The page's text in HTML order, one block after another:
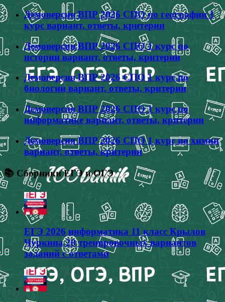
Демоверсия ВПР 2026 СПО по географии 1
курс вариант, ответы, критерии
Демоверсия ВПР 2026 СПО 1 курс по
истории вариант, ответы, критерии
Демоверсия ВПР 2026 СПО 1 курс по
биологии вариант, ответы, критерии
Демоверсия ВПР 2026 СПО 1 курс по
информатике вариант, ответы, критерии
Демоверсия ВПР 2026 СПО 1 курс по химии
вариант, ответы, критерии
📚 Сборники ЕГЭ и ОГЭ
ЕГЭ 2026 информатика 11 класс Крылов
Чуркина 20 тренировочных вариантов
заданий с ответами